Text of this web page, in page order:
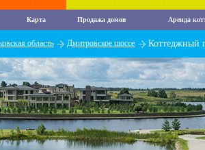
Карта Продажа домов Аренда
область Дмитровское шоссе Коттеджный